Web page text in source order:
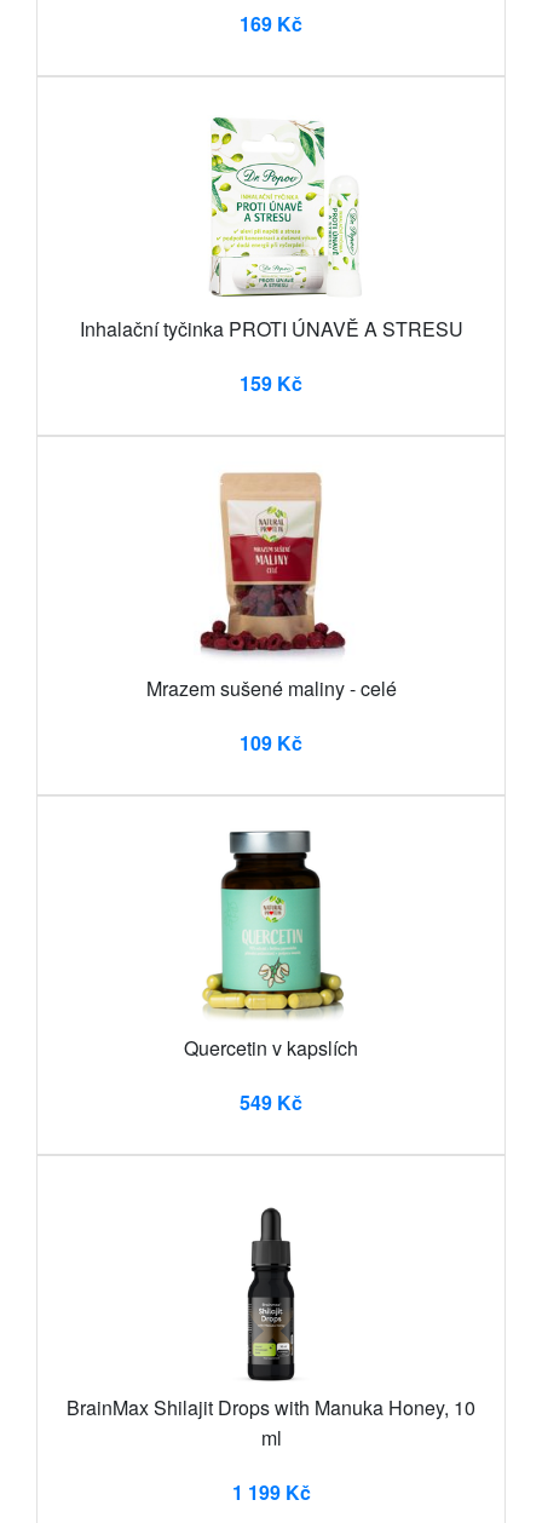
169 Kč
Inhalační tyčinka PROTI ÚNAVĚ A STRESU
159 Kč
Mrazem sušené maliny - celé
109 Kč
Quercetin v kapslích
549 Kč
BrainMax Shilajit Drops with Manuka Honey, 10
ml
1 199 Kč